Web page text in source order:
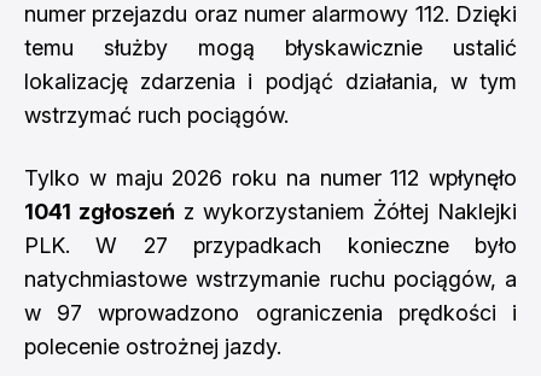
numer przejazdu oraz numer alarmowy 112. Dzięki
temu służby mogą błyskawicznie ustalić
lokalizację zdarzenia i podjąć działania, w tym
wstrzymać ruch pociągów.
Tylko w maju 2026 roku na numer 112 wpłynęło
1041 zgłoszeń z wykorzystaniem Żółtej Naklejki
PLK. W 27 przypadkach konieczne było
natychmiastowe wstrzymanie ruchu pociągów, a
w 97 wprowadzono ograniczenia prędkości i
polecenie ostrożnej jazdy.